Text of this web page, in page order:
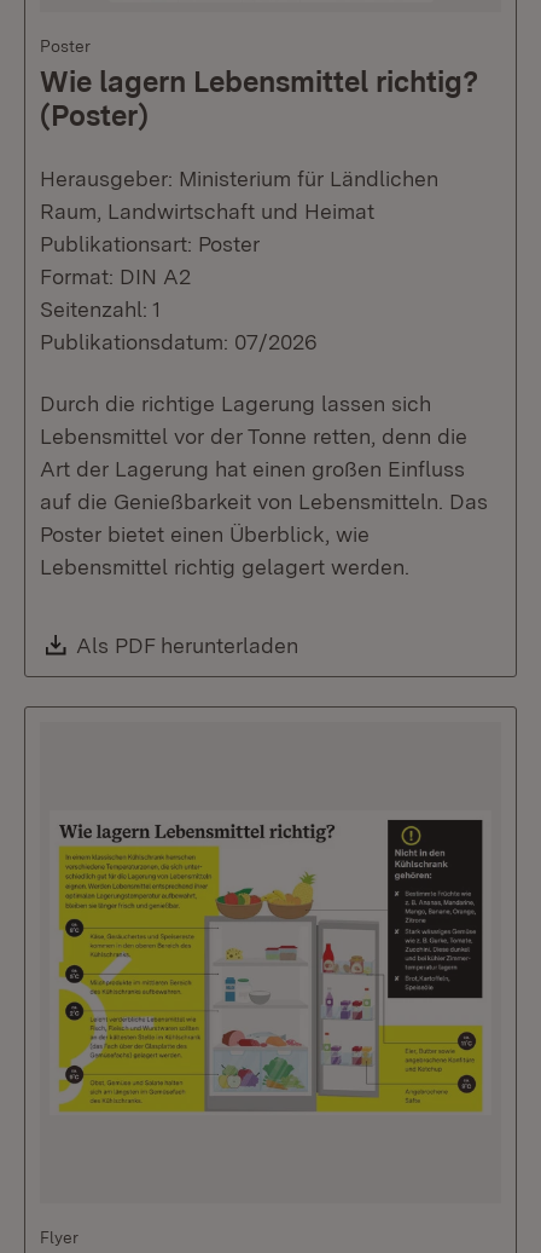
Poster
Wie lagern Lebensmittel richtig?
(Poster)
Herausgeber: Ministerium für Ländlichen
Raum, Landwirtschaft und Heimat
Publikationsart: Poster
Format: DIN A2
Seitenzahl: 1
Publikationsdatum: 07/2026
Durch die richtige Lagerung lassen sich
Lebensmittel vor der Tonne retten, denn die
Art der Lagerung hat einen großen Einfluss
auf die Genießbarkeit von Lebensmitteln. Das
Poster bietet einen Überblick, wie
Lebensmittel richtig gelagert werden.
Download:
Als PDF herunterladen
Flyer